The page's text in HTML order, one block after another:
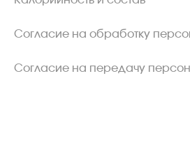
Согласие на обработку
Согласие на передачу